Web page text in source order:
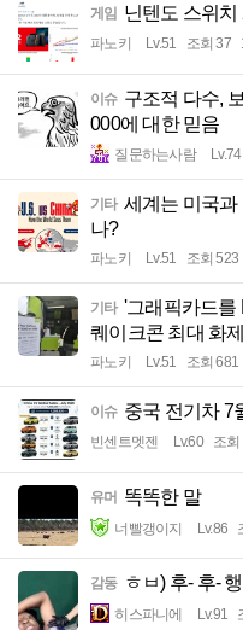
게임 닌텐도 스위치
파노키 Lv.51 조회 37
이슈 구조적 다수,
000에 대한 믿음
질문하는사람 Lv.74
기타 세계는 미국과
나?
파노키 Lv.51 조회 523
기타 '그래픽카드를
퀘이크콘 최대 화
파노키 Lv.51 조회 681
이슈 중국 전기차 7
빈센트멧젠 Lv.60 조회
유머 똑똑한 말
너빨갱이지 Lv.86
감동 ㅎㅂ) 후- 후-
히스파니에 Lv.91